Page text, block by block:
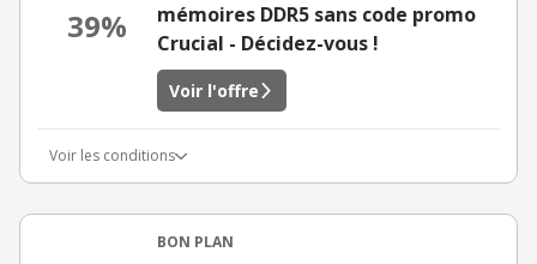
39%
mémoires DDR5 sans code promo
Crucial - Décidez-vous !
Voir l'offre
Voir les conditions
BON PLAN